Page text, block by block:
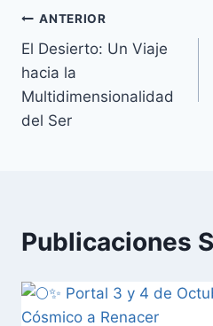
ANTERIOR
El Desierto: Un Viaje
hacia la
Multidimensionalidad
del Ser
Publicaciones